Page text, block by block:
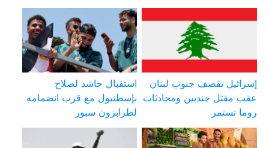
إسرائيل تقصف جنوب لبنان
عقب مقتل جنديين ومحادثات
روما تستمر
استقبال حاشد لصلاح
بإسطنبول مع قرب انضمامه
لطرابزون سبور